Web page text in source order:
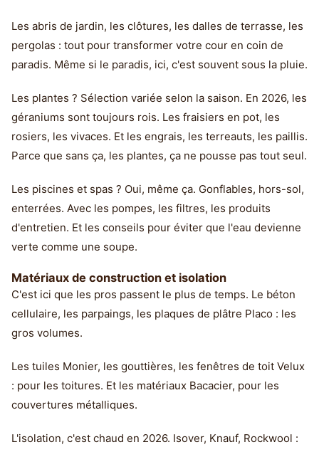
Les abris de jardin, les clôtures, les dalles de terrasse, les
pergolas : tout pour transformer votre cour en coin de
paradis. Même si le paradis, ici, c'est souvent sous la pluie.
Les plantes ? Sélection variée selon la saison. En 2026, les
géraniums sont toujours rois. Les fraisiers en pot, les
rosiers, les vivaces. Et les engrais, les terreauts, les paillis.
Parce que sans ça, les plantes, ça ne pousse pas tout seul.
Les piscines et spas ? Oui, même ça. Gonflables, hors-sol,
enterrées. Avec les pompes, les filtres, les produits
d'entretien. Et les conseils pour éviter que l'eau devienne
verte comme une soupe.
Matériaux de construction et isolation
C'est ici que les pros passent le plus de temps. Le béton
cellulaire, les parpaings, les plaques de plâtre Placo : les
gros volumes.
Les tuiles Monier, les gouttières, les fenêtres de toit Velux
: pour les toitures. Et les matériaux Bacacier, pour les
couvertures métalliques.
L'isolation, c'est chaud en 2026. Isover, Knauf, Rockwool :